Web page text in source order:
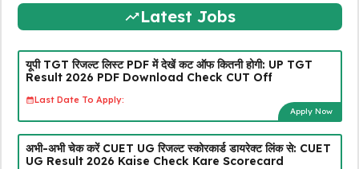
Latest Jobs
यूपी TGT रिजल्ट लिस्ट PDF में देखें कट ऑफ कितनी होगी: UP TGT
Result 2026 PDF Download Check CUT Off
Last Date To Apply:
Apply Now
अभी-अभी चेक करें CUET UG रिजल्ट स्कोरकार्ड डायरेक्ट लिंक से: CUET
UG Result 2026 Kaise Check Kare Scorecard